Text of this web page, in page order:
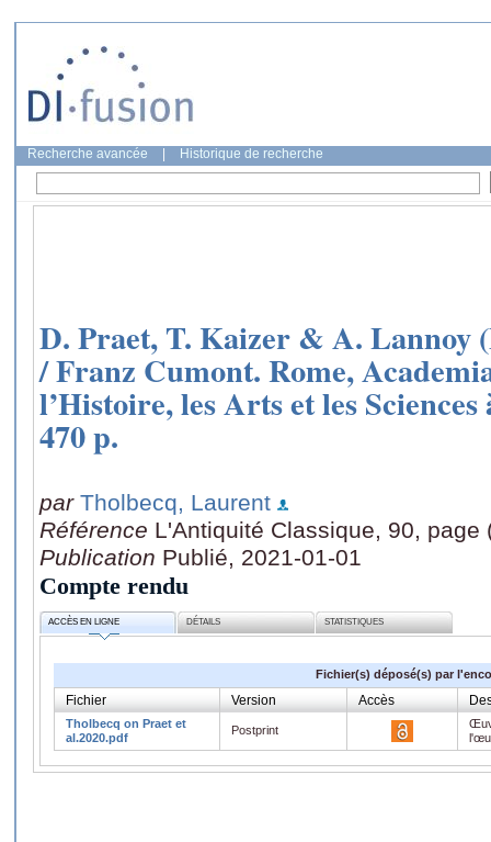
Recherche avancée Historique de recherche
D. Praet, T. Kaizer & A. Lannoy
/ Franz Cumont. Rome,
l’Histoire, les Arts et les
470 p.
par Tholbecq, Laurent
Référence L'Antiquité Classique, 90, page
Publication Publié, 2021-01-01
Compte rendu
ACCÈS EN LIGNE DÉTAILS STATISTIQUES
Fichier(s) déposé(s) par
Fichier Version Accès
Tholbecq on Praet et
al.2020.pdf
Postprint